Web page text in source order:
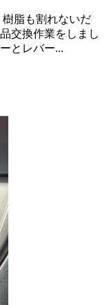
脂も割れないだ
交換作業をしまし
とレバー...